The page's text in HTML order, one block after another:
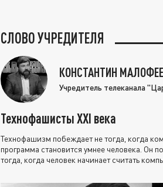
СЛОВО УЧРЕДИТЕЛЯ
КОНСТАНТИН
Учредитель телеканала
Технофашисты XXI века
Технофашизм побеждает не тогда, когда
программа становится умнее человека. Он
тогда, когда человек начинает считать